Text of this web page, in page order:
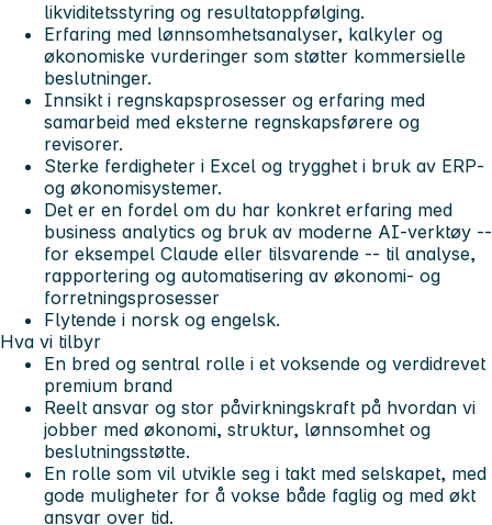
likviditetsstyring og resultatoppfølging.
Erfaring med lønnsomhetsanalyser, kalkyler og
økonomiske vurderinger som støtter kommersielle
beslutninger.
Innsikt i regnskapsprosesser og erfaring med
samarbeid med eksterne regnskapsførere og
revisorer.
Sterke ferdigheter i Excel og trygghet i bruk av ERP‑
og økonomisystemer.
Det er en fordel om du har konkret erfaring med
business analytics og bruk av moderne AI‑verktøy --
for eksempel Claude eller tilsvarende -- til analyse,
rapportering og automatisering av økonomi- og
forretningsprosesser
Flytende i norsk og engelsk.
Hva vi tilbyr
En bred og sentral rolle i et voksende og verdidrevet
premium brand
Reelt ansvar og stor påvirkningskraft på hvordan vi
jobber med økonomi, struktur, lønnsomhet og
beslutningsstøtte.
En rolle som vil utvikle seg i takt med selskapet, med
gode muligheter for å vokse både faglig og med økt
ansvar over tid.